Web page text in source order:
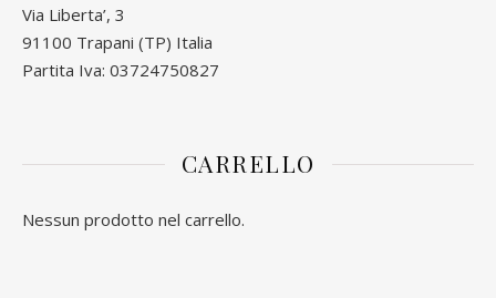
Via Liberta’, 3
91100 Trapani (TP) Italia
Partita Iva: 03724750827
CARRELLO
Nessun prodotto nel carrello.